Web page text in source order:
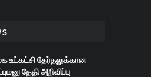
உட்கட்சி தேர்தலுக்கான
தேதி அறிவிப்பு